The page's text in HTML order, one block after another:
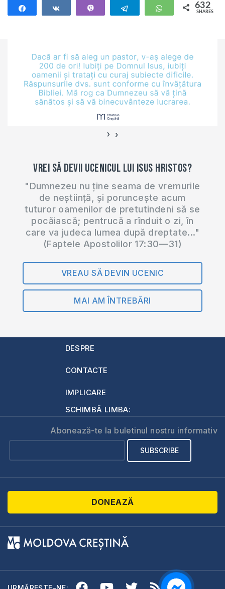
Telegram WhatsApp
632
SHARES
‹ ›
Vrei să devii ucenicul lui Isus Hristos?
"Dumnezeu nu ține seama de vremurile
de neștiință, și poruncește acum
tuturor oamenilor de pretutindeni să se
pocăiască; pentrucă a rînduit o zi, în
care va judeca lumea după dreptate..."
(Faptele Apostolilor 17:30—31)
VREAU SĂ DEVIN UCENIC
MAI AM ÎNTREBĂRI
DESPRE
CONTACTE
IMPLICARE
SCHIMBĂ LIMBA:
Abonează-te la buletinul nostru informativ
DONEAZĂ